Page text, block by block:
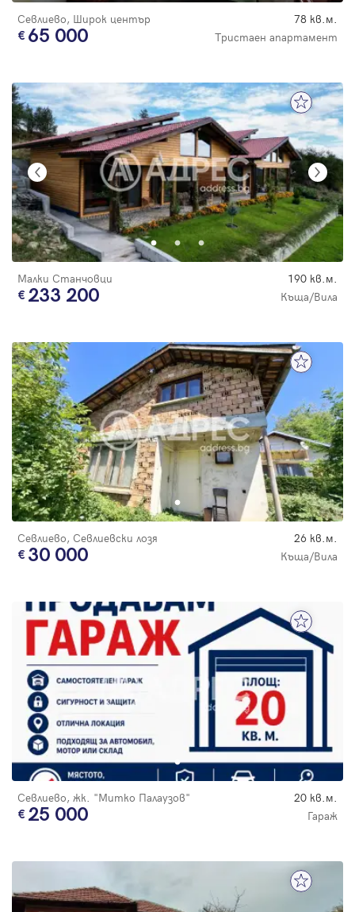
Севлиево, Широк център 78 кв.м.
65 000 Тристаен апартамент
Малки Станчовци 190 кв.м.
233 200 Къща/Вила
Севлиево, Севлиевски лозя 26 кв.м.
30 000 Къща/Вила
Севлиево, жк. "Митко Палаузов" 20 кв.м.
25 000 Гараж